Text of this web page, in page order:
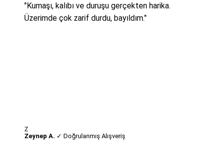
"Kumaşı, kalıbı ve duruşu gerçekten harika.
Üzerimde çok zarif durdu, bayıldım."
Z
Zeynep A. ✓ Doğrulanmış Alışveriş